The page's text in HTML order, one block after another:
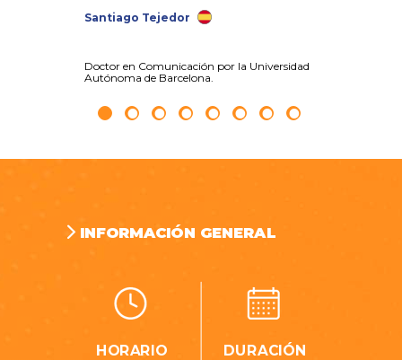
Santiago Tejedor
Doctor en Comunicación por la Universidad
Autónoma de Barcelona.
INFORMACIÓN GENERAL
HORARIO DURACIÓN